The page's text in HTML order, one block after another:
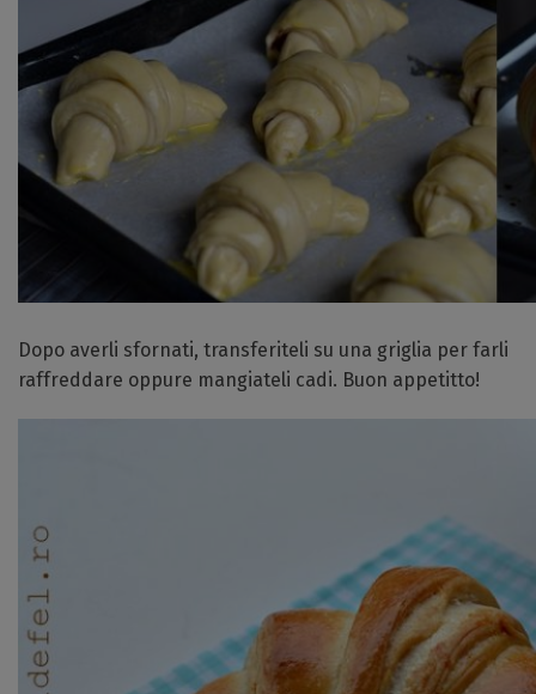
Dopo averli sfornati, transferiteli su una griglia per farli
raffreddare oppure mangiateli cadi. Buon appetitto!